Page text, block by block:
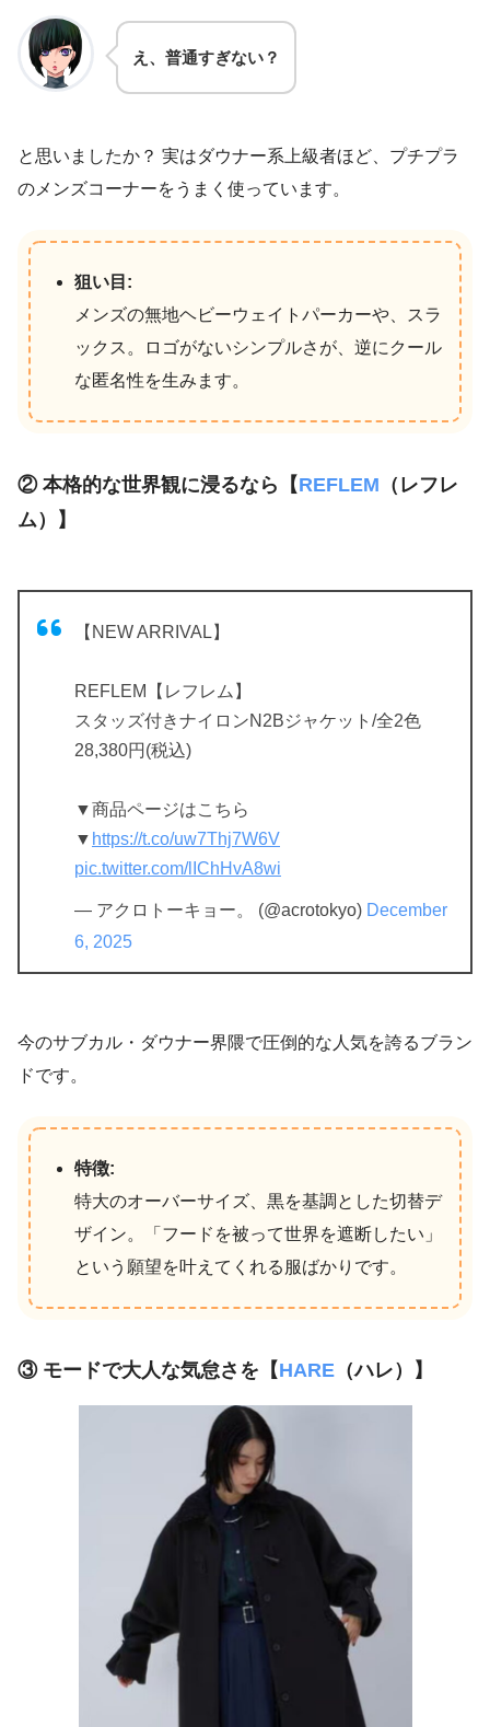
え、普通すぎない？
と思いましたか？ 実はダウナー系上級者ほど、プチプラ
のメンズコーナーをうまく使っています。
狙い目:
メンズの無地ヘビーウェイトパーカーや、スラ
ックス。ロゴがないシンプルさが、逆にクール
な匿名性を生みます。
② 本格的な世界観に浸るなら【REFLEM （レフレ
ム）】
【NEW ARRIVAL】
REFLEM【レフレム】
スタッズ付きナイロンN2Bジャケット/全2色
28,380円(税込)
▼商品ページはこちら
▼ https://t.co/uw7Thj7W6V
pic.twitter.com/lIChHvA8wi
— アクロトーキョー。 (@acrotokyo) December
6, 2025
今のサブカル・ダウナー界隈で圧倒的な人気を誇るブラン
ドです。
特徴:
特大のオーバーサイズ、黒を基調とした切替デ
ザイン。「フードを被って世界を遮断したい」
という願望を叶えてくれる服ばかりです。
③ モードで大人な気怠さを【HARE （ハレ）】